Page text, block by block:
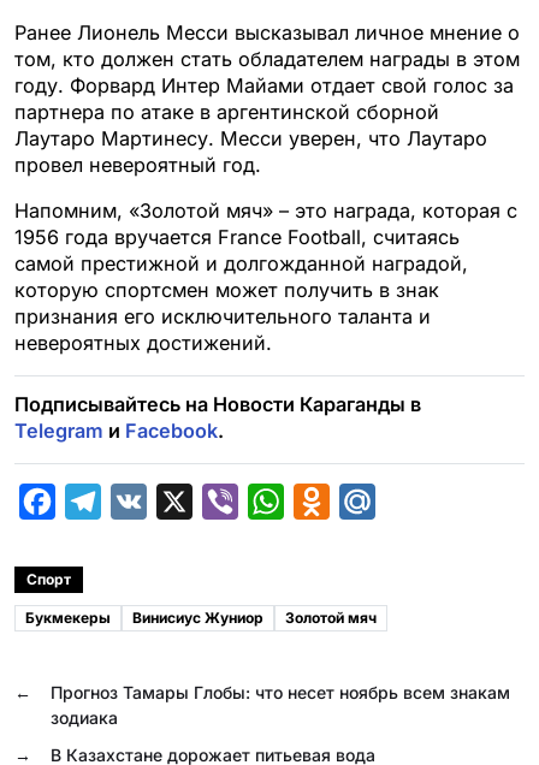
Ранее Лионель Месси высказывал личное мнение о
том, кто должен стать обладателем награды в этом
году. Форвард Интер Майами отдает свой голос за
партнера по атаке в аргентинской сборной
Лаутаро Мартинесу. Месси уверен, что Лаутаро
провел невероятный год.
Напомним, «Золотой мяч» – это награда, которая с
1956 года вручается France Football, считаясь
самой престижной и долгожданной наградой,
которую спортсмен может получить в знак
признания его исключительного таланта и
невероятных достижений.
Подписывайтесь на Новости Караганды в
Telegram и Facebook.
c
e
o
o
k
e
a
m
e
W
t
p
o
s
l
R
Спорт
Букмекеры Винисиус Жуниор Золотой мяч
←
Прогноз Тамары Глобы: что несет ноябрь всем знакам
зодиака
→
В Казахстане дорожает питьевая вода